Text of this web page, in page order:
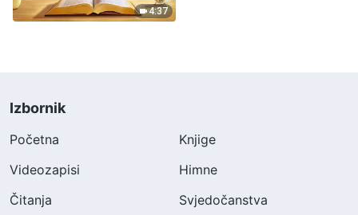
4:37
Izbornik
Početna
Knjige
Videozapisi
Himne
Čitanja
Svjedočanstva